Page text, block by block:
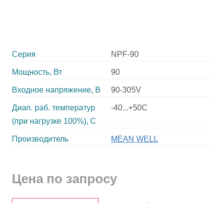
Серия NPF-90
Мощность, Вт 90
Входное напряжение, В 90-305V
Диап. раб. температур
(при нагрузке 100%), C
-40...+50C
Производитель MEAN WELL
Цена по запросу